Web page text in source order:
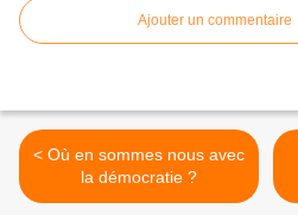
Ajouter un commentaire
< Où en sommes nous avec
la démocratie ?